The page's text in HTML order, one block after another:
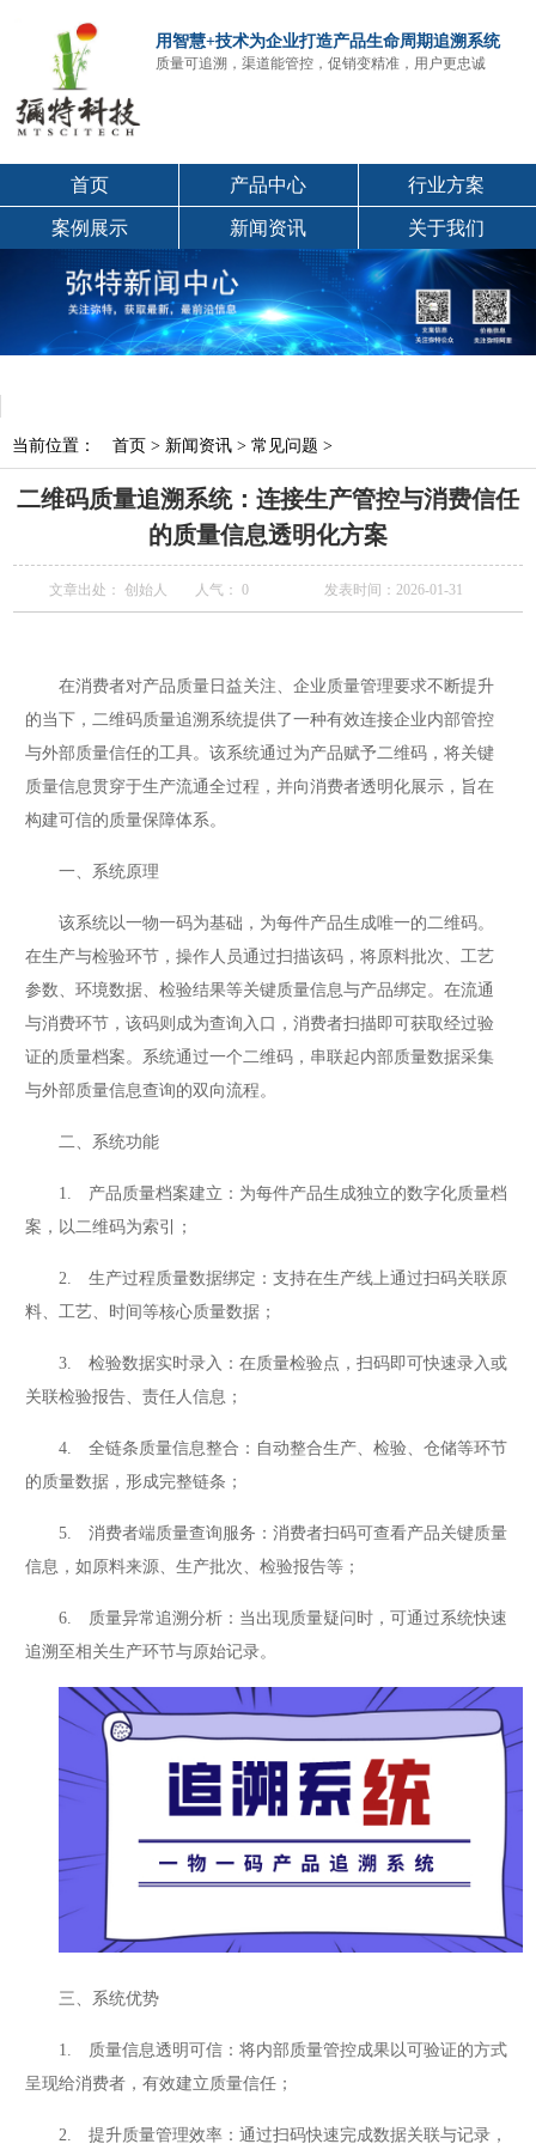
用智慧+技术为企业打造产品生命周期追溯系统
质量可追溯，渠道能管控，促销变精准，用户更忠诚
首页 产品中心 行业方案
案例展示 新闻资讯 关于我们
当前位置： 首页 > 新闻资讯 > 常见问题 >
二维码质量追溯系统：连接生产管控与消费信任
的质量信息透明化方案
文章出处： 创始人 人气： 0 发表时间：2026-01-31
在消费者对产品质量日益关注、企业质量管理要求不断提升
的当下，二维码质量追溯系统提供了一种有效连接企业内部管控
与外部质量信任的工具。该系统通过为产品赋予二维码，将关键
质量信息贯穿于生产流通全过程，并向消费者透明化展示，旨在
构建可信的质量保障体系。
一、系统原理
该系统以一物一码为基础，为每件产品生成唯一的二维码。
在生产与检验环节，操作人员通过扫描该码，将原料批次、工艺
参数、环境数据、检验结果等关键质量信息与产品绑定。在流通
与消费环节，该码则成为查询入口，消费者扫描即可获取经过验
证的质量档案。系统通过一个二维码，串联起内部质量数据采集
与外部质量信息查询的双向流程。
二、系统功能
1. 产品质量档案建立：为每件产品生成独立的数字化质量档
案，以二维码为索引；
2. 生产过程质量数据绑定：支持在生产线上通过扫码关联原
料、工艺、时间等核心质量数据；
3. 检验数据实时录入：在质量检验点，扫码即可快速录入或
关联检验报告、责任人信息；
4. 全链条质量信息整合：自动整合生产、检验、仓储等环节
的质量数据，形成完整链条；
5. 消费者端质量查询服务：消费者扫码可查看产品关键质量
信息，如原料来源、生产批次、检验报告等；
6. 质量异常追溯分析：当出现质量疑问时，可通过系统快速
追溯至相关生产环节与原始记录。
三、系统优势
1. 质量信息透明可信：将内部质量管控成果以可验证的方式
呈现给消费者，有效建立质量信任；
2. 提升质量管理效率：通过扫码快速完成数据关联与记录，